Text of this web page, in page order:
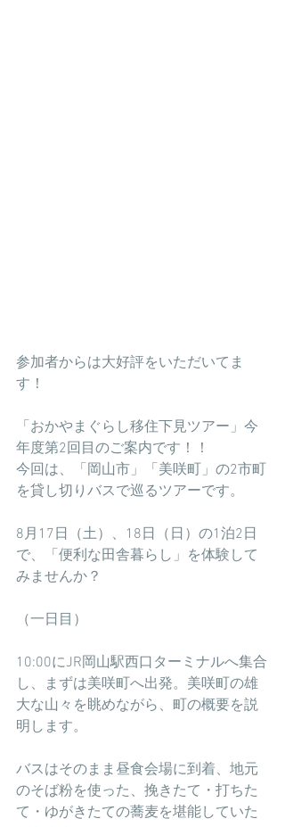
参加者からは大好評をいただいてま
す！
「おかやまぐらし移住下見ツアー」今
年度第2回目のご案内です！！
今回は、「岡山市」「美咲町」の2市町
を貸し切りバスで巡るツアーです。
8月17日（土）、18日（日）の1泊2日
で、「便利な田舎暮らし」を体験して
みませんか？
（一日目）
10:00にJR岡山駅西口ターミナルへ集合
し、まずは美咲町へ出発。美咲町の雄
大な山々を眺めながら、町の概要を説
明します。
バスはそのまま昼食会場に到着、地元
のそば粉を使った、挽きたて・打ちた
て・ゆがきたての蕎麦を堪能していた